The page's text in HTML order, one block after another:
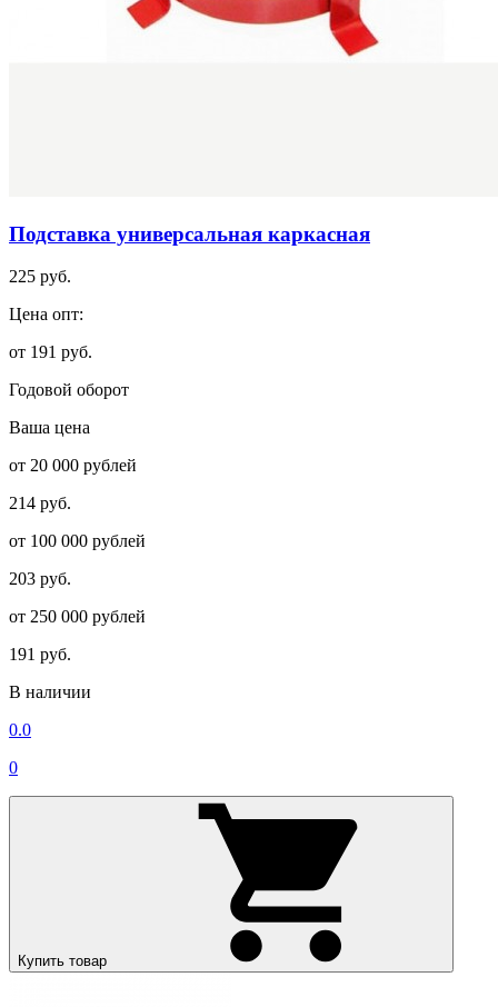
Подставка универсальная каркасная
225 руб.
Цена опт:
от 191 руб.
Годовой оборот
Ваша цена
от 20 000 рублей
214 руб.
от 100 000 рублей
203 руб.
от 250 000 рублей
191 руб.
В наличии
0.0
0
Купить товар